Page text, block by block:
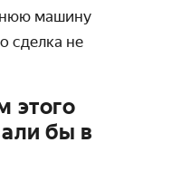
машину
сделка не
этого
бы в